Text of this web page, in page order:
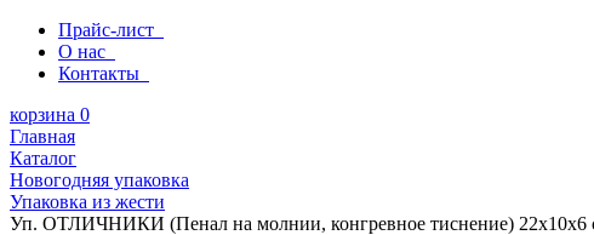
Прайс-лист
О нас
Контакты
корзина 0
Главная
Каталог
Новогодняя упаковка
Упаковка из жести
Уп. ОТЛИЧНИКИ (Пенал на молнии, конгревное тиснение) 22х10х6